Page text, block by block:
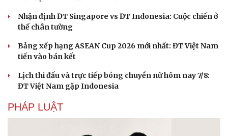
Doanh nghiệp
Thông tin doanh nghiệp
Doanh nhân
Vì cộng đồng
Công nghệ
Trải nghiệm
Nhận định ĐT Singapore vs ĐT Indonesia: Cuộc chiến ở
thế chân tường
Bảng xếp hạng ASEAN Cup 2026 mới nhất: ĐT Việt Nam
tiến vào bán kết
Lịch thi đấu và trực tiếp bóng chuyền nữ hôm nay 7/8:
ĐT Việt Nam gặp Indonesia
PHÁP LUẬT